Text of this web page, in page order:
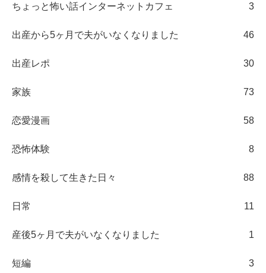
ちょっと怖い話インターネットカフェ 3
出産から5ヶ月で夫がいなくなりました 46
出産レポ 30
家族 73
恋愛漫画 58
恐怖体験 8
感情を殺して生きた日々 88
日常 11
産後5ヶ月で夫がいなくなりました 1
短編 3